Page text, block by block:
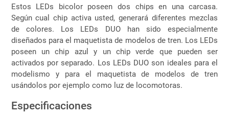
Estos LEDs bicolor poseen dos chips en una carcasa.
Según cual chip activa usted, generará diferentes mezclas
de colores. Los LEDs DUO han sido especialmente
diseñados para el maquetista de modelos de tren. Los LEDs
poseen un chip azul y un chip verde que pueden ser
activados por separado. Los LEDs DUO son ideales para el
modelismo y para el maquetista de modelos de tren
usándolos por ejemplo como luz de locomotoras.
Especificaciones